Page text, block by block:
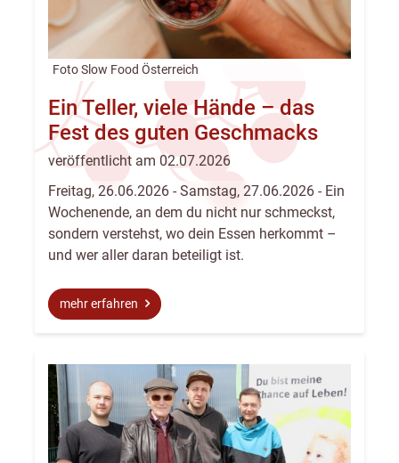
Foto Slow Food Österreich
Ein Teller, viele Hände – das
Fest des guten Geschmacks
veröffentlicht am 02.07.2026
Freitag, 26.06.2026 - Samstag, 27.06.2026 - Ein
Wochenende, an dem du nicht nur schmeckst,
sondern verstehst, wo dein Essen herkommt –
und wer aller daran beteiligt ist.
mehr erfahren